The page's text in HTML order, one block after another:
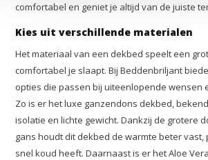
comfortabel en geniet je altijd van de juiste
Kies uit verschillende materialen
Het materiaal van een dekbed speelt een
comfortabel je slaapt. Bij Beddenbriljant
opties die passen bij uiteenlopende wensen
Zo is er het luxe ganzendons dekbed,
isolatie en lichte gewicht. Dankzij de grotere
gans houdt dit dekbed de warmte beter
snel koud heeft. Daarnaast is er het Aloe